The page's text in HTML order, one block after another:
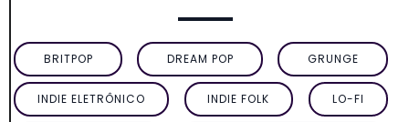
BRITPOP DREAM POP GRUNGE
INDIE ELETRÔNICO INDIE FOLK LO-FI